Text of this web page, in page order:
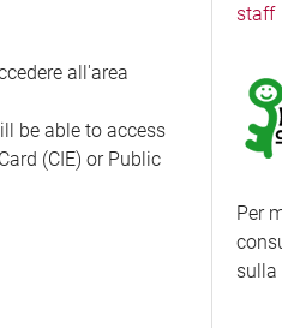
all'area
be able to access
(CIE) or Public
staff
Per
sulla